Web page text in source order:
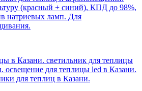
(красный + синий), КПД до 98%,
натриевых ламп. Для
в Казани. светильник для теплицы
освещение для теплицы led в Казани.
для теплиц в Казани.